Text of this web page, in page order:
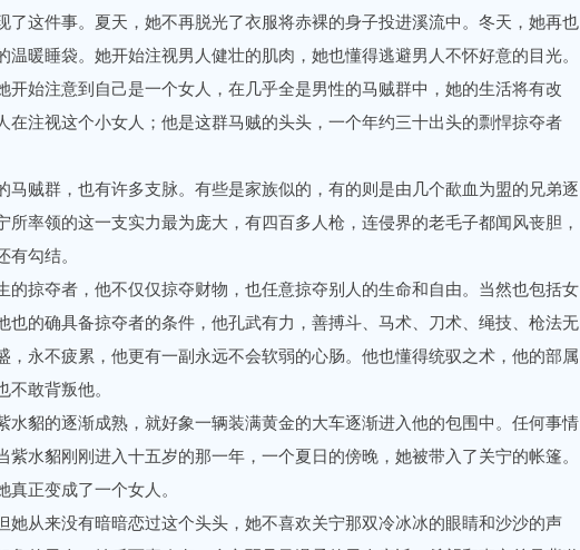
这件事。夏天，她不再脱光了衣服将赤裸的身子投进溪流中。冬天，她再也
温暖睡袋。她开始注视男人健壮的肌肉，她也懂得逃避男人不怀好意的目光。
开始注意到自己是一个女人，在几乎全是男性的马贼群中，她的生活将有改
在注视这个小女人；他是这群马贼的头头，一个年约三十出头的剽悍掠夺者
贼群，也有许多支脉。有些是家族似的，有的则是由几个歃血为盟的兄弟逐
所率领的这一支实力最为庞大，有四百多人枪，连侵界的老毛子都闻风丧胆，
有勾结。
掠夺者，他不仅仅掠夺财物，也任意掠夺别人的生命和自由。当然也包括女
也的确具备掠夺者的条件，他孔武有力，善搏斗、马术、刀术、绳技、枪法无
，永不疲累，他更有一副永远不会软弱的心肠。他也懂得统驭之术，他的部属
不敢背叛他。
貂的逐渐成熟，就好象一辆装满黄金的大车逐渐进入他的包围中。任何事情
紫水貂刚刚进入十五岁的那一年，一个夏日的傍晚，她被带入了关宁的帐篷。
正变成了一个女人。
从来没有暗暗恋过这个头头，她不喜欢关宁那双冷冰冰的眼睛和沙沙的声